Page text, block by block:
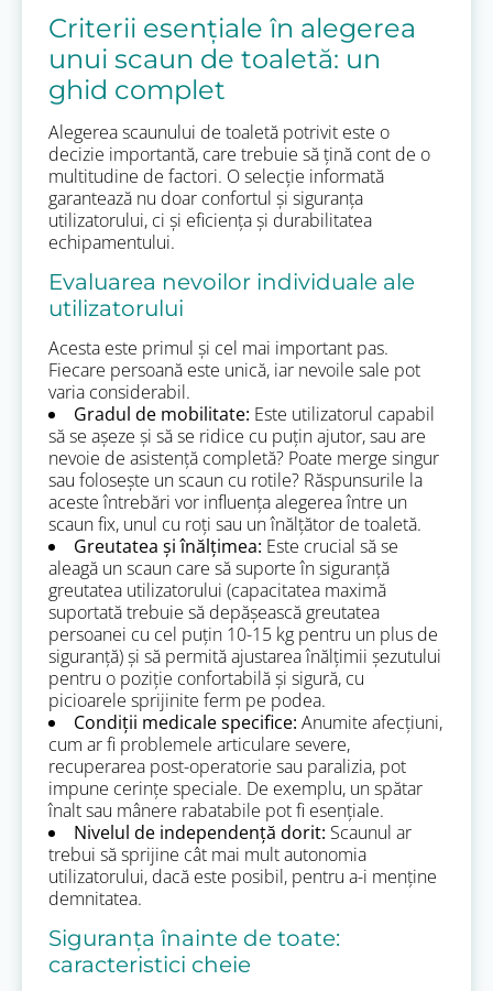
Criterii esențiale în alegerea
unui scaun de toaletă: un
ghid complet
Alegerea scaunului de toaletă potrivit este o
decizie importantă, care trebuie să țină cont de o
multitudine de factori. O selecție informată
garantează nu doar confortul și siguranța
utilizatorului, ci și eficiența și durabilitatea
echipamentului.
Evaluarea nevoilor individuale ale
utilizatorului
Acesta este primul și cel mai important pas.
Fiecare persoană este unică, iar nevoile sale pot
varia considerabil.
Gradul de mobilitate: Este utilizatorul capabil
să se așeze și să se ridice cu puțin ajutor, sau are
nevoie de asistență completă? Poate merge singur
sau folosește un scaun cu rotile? Răspunsurile la
aceste întrebări vor influența alegerea între un
scaun fix, unul cu roți sau un înălțător de toaletă.
Greutatea și înălțimea: Este crucial să se
aleagă un scaun care să suporte în siguranță
greutatea utilizatorului (capacitatea maximă
suportată trebuie să depășească greutatea
persoanei cu cel puțin 10-15 kg pentru un plus de
siguranță) și să permită ajustarea înălțimii șezutului
pentru o poziție confortabilă și sigură, cu
picioarele sprijinite ferm pe podea.
Condiții medicale specifice: Anumite afecțiuni,
cum ar fi problemele articulare severe,
recuperarea post-operatorie sau paralizia, pot
impune cerințe speciale. De exemplu, un spătar
înalt sau mânere rabatabile pot fi esențiale.
Nivelul de independență dorit: Scaunul ar
trebui să sprijine cât mai mult autonomia
utilizatorului, dacă este posibil, pentru a-i menține
demnitatea.
Siguranța înainte de toate:
caracteristici cheie